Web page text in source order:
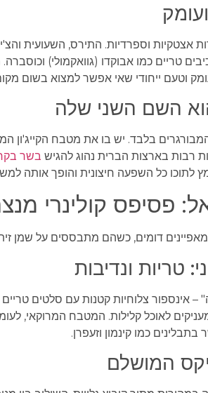
אצטקיות וספרדיות. התירס, השעועית
טריים כמו אבוקדו (גוואקמולי)
וטעם ייחודי שאי אפשר למצוא בשום
השם השני שלה
בלבד. יש בו את מטבח הקייג'ון
בארצות הברית נהוג להגיש בשר
כל השפעה חיצונית והופך אותה
פסיפס קולינרי
דומים, כשהם מתבססים על שמן זית,
טריות ונדיבות
אינספור צלוחיות קטנות עם סלטים
לאוכל קלילות. המטבח המרוקאי,
כמו קינמון וזעפרן.
המושלם